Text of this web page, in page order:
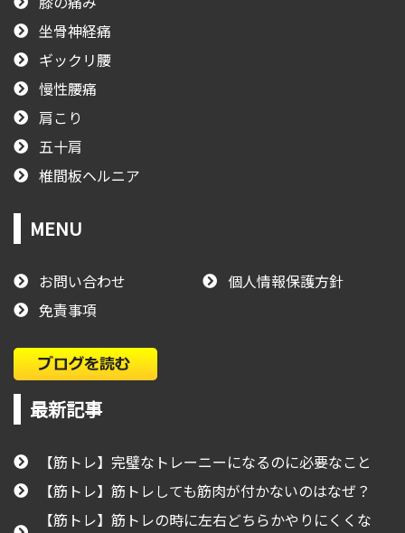
坐骨神経痛
ギックリ腰
慢性腰痛
肩こり
五十肩
椎間板ヘルニア
MENU
お問い合わせ
個人情報保護方針
免責事項
最新記事
【筋トレ】完璧なトレーニーになるのに必要なこと
【筋トレ】筋トレしても筋肉が付かないのはなぜ？
【筋トレ】筋トレの時に左右どちらかやりにくくな